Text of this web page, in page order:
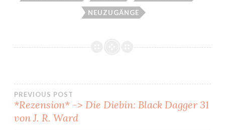
NEUZUGÄNGE
Beitragsnavigation
PREVIOUS POST
*Rezension* -> Die Diebin: Black Dagger 31
von J. R. Ward